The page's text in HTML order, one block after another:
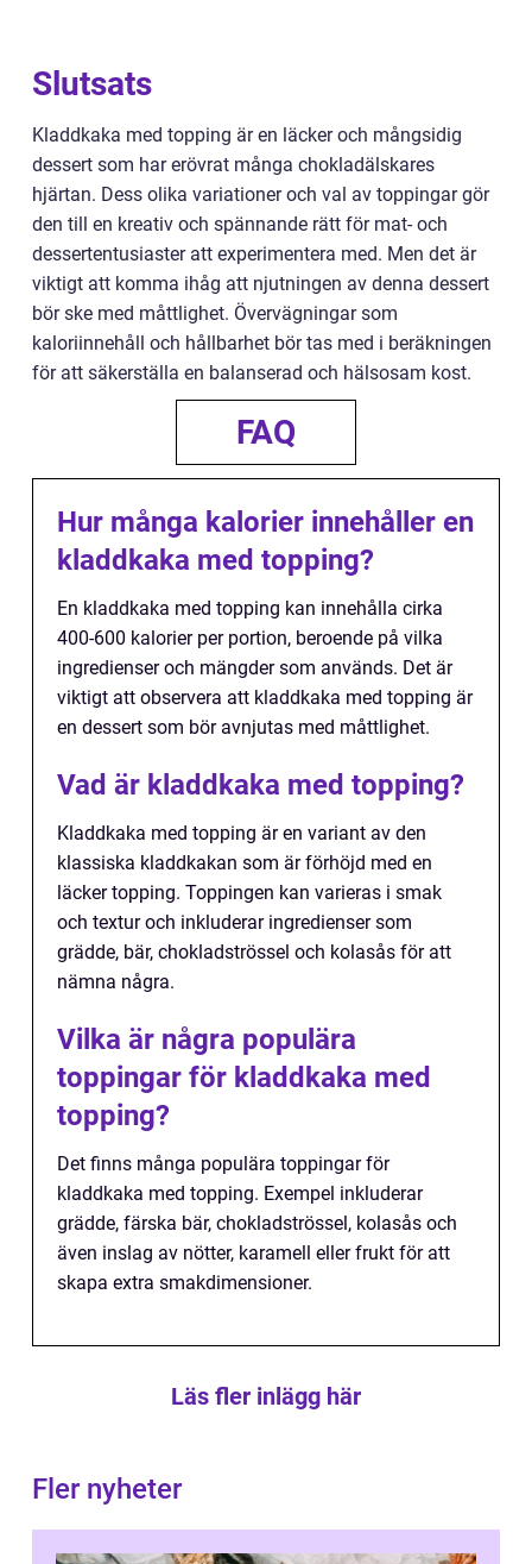
Slutsats
Kladdkaka med topping är en läcker och mångsidig
dessert som har erövrat många chokladälskares
hjärtan. Dess olika variationer och val av toppingar gör
den till en kreativ och spännande rätt för mat- och
dessertentusiaster att experimentera med. Men det är
viktigt att komma ihåg att njutningen av denna dessert
bör ske med måttlighet. Övervägningar som
kaloriinnehåll och hållbarhet bör tas med i beräkningen
för att säkerställa en balanserad och hälsosam kost.
FAQ
Hur många kalorier innehåller en
kladdkaka med topping?
En kladdkaka med topping kan innehålla cirka
400-600 kalorier per portion, beroende på vilka
ingredienser och mängder som används. Det är
viktigt att observera att kladdkaka med topping är
en dessert som bör avnjutas med måttlighet.
Vad är kladdkaka med topping?
Kladdkaka med topping är en variant av den
klassiska kladdkakan som är förhöjd med en
läcker topping. Toppingen kan varieras i smak
och textur och inkluderar ingredienser som
grädde, bär, chokladströssel och kolasås för att
nämna några.
Vilka är några populära
toppingar för kladdkaka med
topping?
Det finns många populära toppingar för
kladdkaka med topping. Exempel inkluderar
grädde, färska bär, chokladströssel, kolasås och
även inslag av nötter, karamell eller frukt för att
skapa extra smakdimensioner.
Läs fler inlägg här
Fler nyheter